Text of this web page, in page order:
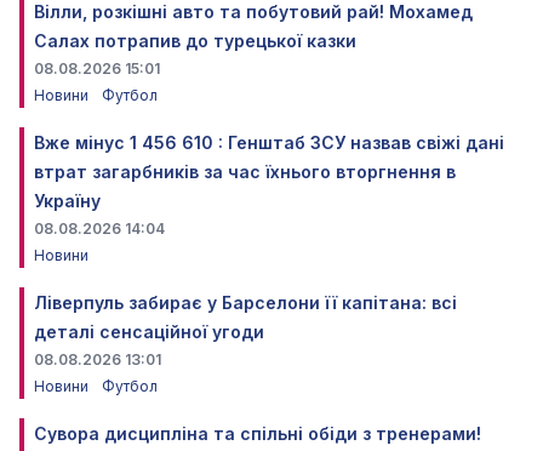
Вілли, розкішні авто та побутовий рай! Мохамед
Салах потрапив до турецької казки
08.08.2026 15:01
Новини
Футбол
Вже мінус 1 456 610 : Генштаб ЗСУ назвав свіжі дані
втрат загарбників за час їхнього вторгнення в
Україну
08.08.2026 14:04
Новини
Ліверпуль забирає у Барселони її капітана: всі
деталі сенсаційної угоди
08.08.2026 13:01
Новини
Футбол
Сувора дисципліна та спільні обіди з тренерами!